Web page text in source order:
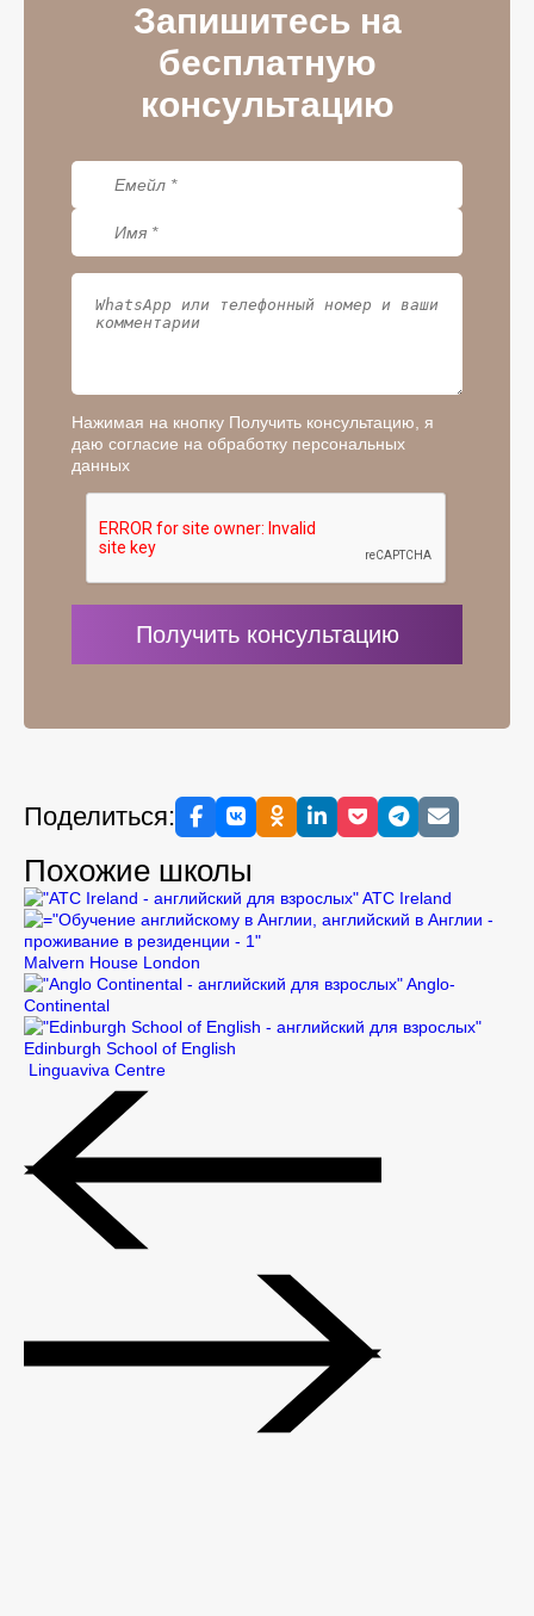
Запишитесь на
бесплатную
консультацию
Нажимая на кнопку Получить консультацию, я
даю согласие на обработку персональных
данных
Поделиться:
Похожие школы
ATC Ireland
Malvern House London
Anglo-
Continental
Edinburgh School of English
Linguaviva Centre